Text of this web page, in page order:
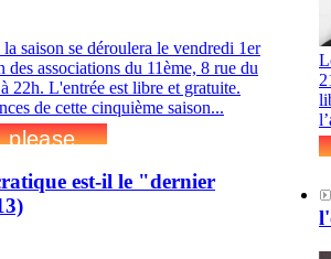
saison se déroulera le vendredi 1er
associations du 11ème, 8 rue du
22h. L'entrée est libre et gratuite.
de cette cinquième saison...
est-il le "dernier